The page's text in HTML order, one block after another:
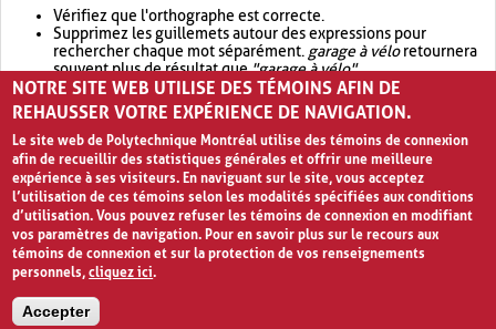
Vérifiez que l'orthographe est correcte.
Supprimez les guillemets autour des expressions pour
rechercher chaque mot séparément. garage à véloretournera
souvent plus de résultat que"garage à vélo".
Envisagez d'élargir votre recherche avec OR.garage OR vélo
retournera souvent plus de résultat quegarage à vélo
NOTRE SITE WEB UTILISE DES TÉMOINS AFIN DE
REHAUSSER VOTRE EXPÉRIENCE DE NAVIGATION.
Le site web de Polytechnique Montréal utilise des témoins de connexion
afin de recueillir des statistiques générales et offrir une meilleure
expérience à ses visiteurs. En naviguant sur le site, vous acceptez
l’utilisation de ces témoins selon les modalités spécifiées aux conditions
d’utilisation. Vous pouvez refuser les témoins de connexion en modifiant
vos paramètres de navigation. Pour en savoir plus sur le recours aux
témoins de connexion et sur la protection de vos renseignements
personnels,cliquez ici.
Accepter